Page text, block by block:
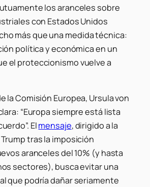
los aranceles sobre
con Estados Unidos
más que una medida técnica:
política y económica en un
el proteccionismo vuelve a
la Comisión Europea, Ursula von
“Europa siempre está lista
Elmensaje, dirigido a la
tras la imposición
aranceles del 10% (y hasta
sectores), busca evitar una
que podría dañar seriamente